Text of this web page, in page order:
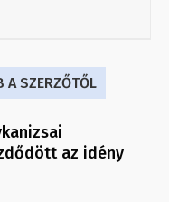
A SZERZŐTŐL
az idény